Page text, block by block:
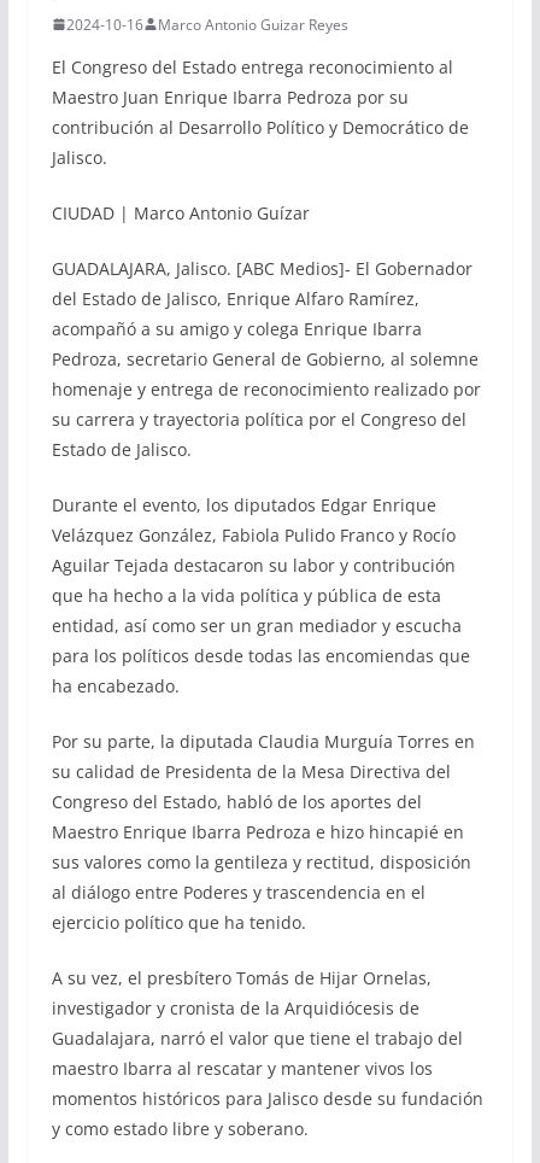
2024-10-16 Marco Antonio Guizar Reyes
El Congreso del Estado entrega reconocimiento al
Maestro Juan Enrique Ibarra Pedroza por su
contribución al Desarrollo Político y Democrático de
Jalisco.
CIUDAD | Marco Antonio Guízar
GUADALAJARA, Jalisco. [ABC Medios]- El Gobernador
del Estado de Jalisco, Enrique Alfaro Ramírez,
acompañó a su amigo y colega Enrique Ibarra
Pedroza, secretario General de Gobierno, al solemne
homenaje y entrega de reconocimiento realizado por
su carrera y trayectoria política por el Congreso del
Estado de Jalisco.
Durante el evento, los diputados Edgar Enrique
Velázquez González, Fabiola Pulido Franco y Rocío
Aguilar Tejada destacaron su labor y contribución
que ha hecho a la vida política y pública de esta
entidad, así como ser un gran mediador y escucha
para los políticos desde todas las encomiendas que
ha encabezado.
Por su parte, la diputada Claudia Murguía Torres en
su calidad de Presidenta de la Mesa Directiva del
Congreso del Estado, habló de los aportes del
Maestro Enrique Ibarra Pedroza e hizo hincapié en
sus valores como la gentileza y rectitud, disposición
al diálogo entre Poderes y trascendencia en el
ejercicio político que ha tenido.
A su vez, el presbítero Tomás de Hijar Ornelas,
investigador y cronista de la Arquidiócesis de
Guadalajara, narró el valor que tiene el trabajo del
maestro Ibarra al rescatar y mantener vivos los
momentos históricos para Jalisco desde su fundación
y como estado libre y soberano.